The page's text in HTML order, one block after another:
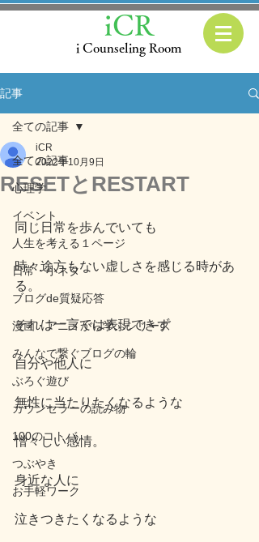
i Counseling Room
iCR
記事
全ての記事
心理学
イベント
人生を考える１ページ
日常・小ネタ
ブログde質疑応答
漫画・アニメから学ぶシリーズ
みんなで繋ぐブログの輪
ぶろぐ遊び
カウンセラーの読み物
100のコトバ
つぶやき
お手軽ワーク
全ての記事
RESETとRESTART
iCR
2022年10月9日
同じ日常を歩んでいても
時々途方もない虚しさを感じる時があ
る。
それは一言では表現できず
自分や他人に
無性に当たりたくなるような
憎々しい感情。
身近な人に
泣きつきたくなるような